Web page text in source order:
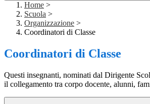
Home >
Scuola >
Organizzazione >
Coordinatori di Classe
Coordinatori di Classe
Questi insegnanti, nominati dal Dirigente
il collegamento tra corpo docente, alunni,